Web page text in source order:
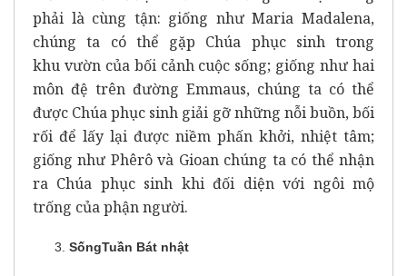
phải là cùng tận: giống như Maria Madalena,
chúng ta có thể gặp Chúa phục sinh trong
khu vườn của bối cảnh cuộc sống; giống như hai
môn đệ trên đường Emmaus, chúng ta có thể
được Chúa phục sinh giải gỡ những nỗi buồn, bối
rối để lấy lại được niềm phấn khởi, nhiệt tâm;
giống như Phêrô và Gioan chúng ta có thể nhận
ra Chúa phục sinh khi đối diện với ngôi mộ
trống của phận người.
SốngTuần Bát nhật